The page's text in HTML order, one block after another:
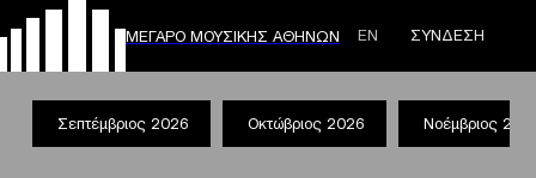
ΜΕΓΑΡΟ ΜΟΥΣΙΚΗΣ ΑΘΗΝΩΝ ΕΝ ΣΥΝΔΕΣΗ
Σεπτέμβριος 2026 Οκτώβριος 2026 Νοέμβριος